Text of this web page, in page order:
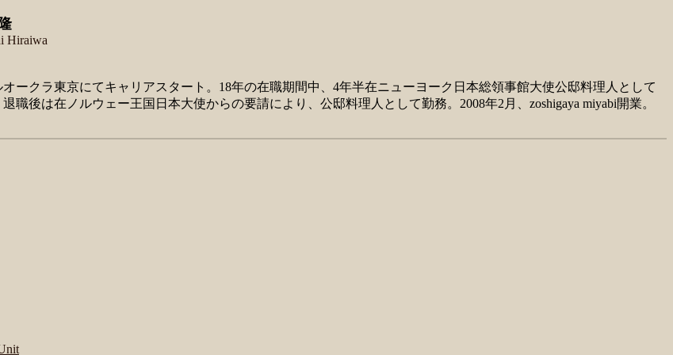
Hiraiwa
オークラ東京にてキャリアスタート。18年の在職期間中、4年半在ニューヨーク日本総領事館大使公邸料理人として
職後は在ノルウェー王国日本大使からの要請により、公邸料理人として勤務。2008年2月、zoshigaya miyabi開業。